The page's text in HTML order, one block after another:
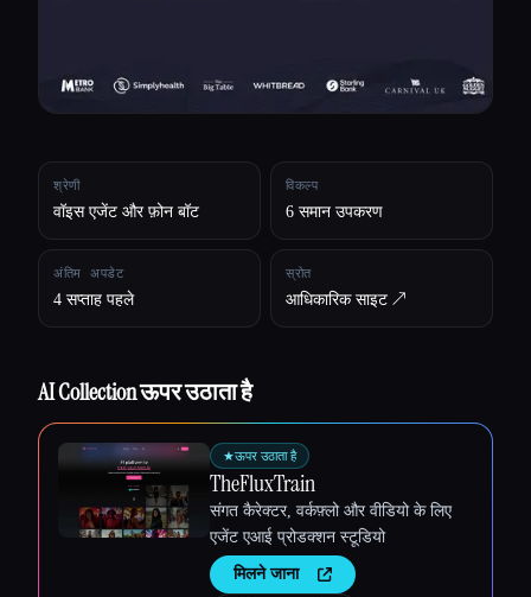
श्रेणी
वॉइस एजेंट और फ़ोन बॉट
विकल्प
6 समान उपकरण
अंतिम अपडेट
4 सप्ताह पहले
स्रोत
आधिकारिक साइट ↗︎
AI Collection ऊपर उठाता है
★ऊपर उठाता है
TheFluxTrain
संगत कैरेक्टर, वर्कफ़्लो और वीडियो के लिए
एजेंट एआई प्रोडक्शन स्टूडियो
मिलने जाना